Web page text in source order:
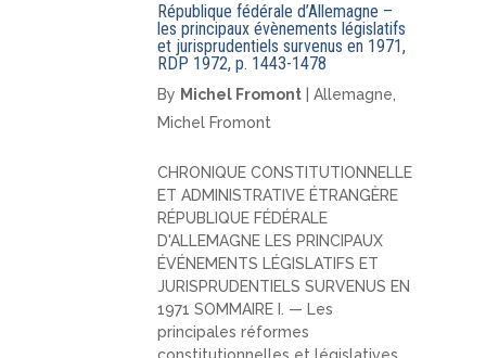
République fédérale d’Allemagne –
les principaux évènements législatifs
et jurisprudentiels survenus en 1971,
RDP 1972, p. 1443-1478
By Michel Fromont| Allemagne,
Michel Fromont
CHRONIQUE CONSTITUTIONNELLE
ET ADMINISTRATIVE ÉTRANGÈRE
RÉPUBLIQUE FÉDÉRALE
D'ALLEMAGNE LES PRINCIPAUX
ÉVÉNEMENTS LÉGISLATIFS ET
JURISPRUDENTIELS SURVENUS EN
1971 SOMMAIRE I. — Les
principales réformes